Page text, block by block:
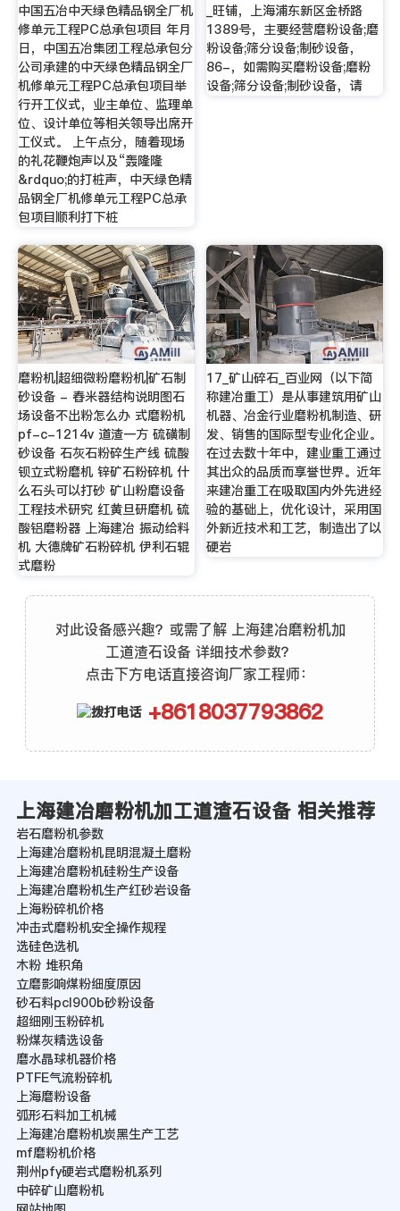
中国五冶中天绿色精品钢全厂机
修单元工程PC总承包项目 年月
日，中国五冶集团工程总承包分
公司承建的中天绿色精品钢全厂
机修单元工程PC总承包项目举
行开工仪式，业主单位、监理单
位、设计单位等相关领导出席开
工仪式。 上午点分，随着现场
的礼花鞭炮声以及“轰隆隆
&rdquo;的打桩声，中天绿色精
品钢全厂机修单元工程PC总承
包项目顺利打下桩
_旺铺，上海浦东新区金桥路
1389号，主要经营磨粉设备;磨
粉设备;筛分设备;制砂设备，
86-，如需购买磨粉设备;磨粉
设备;筛分设备;制砂设备，请
磨粉机|超细微粉磨粉机|矿石制
砂设备 - 舂米器结构说明图石
场设备不出粉怎么办 式磨粉机
pf-c-1214v 道渣一方 硫磺制
砂设备 石灰石粉碎生产线 硫酸
钡立式粉磨机 锌矿石粉碎机 什
么石头可以打砂 矿山粉磨设备
工程技术研究 红黄旦研磨机 硫
酸铝磨粉器 上海建冶 振动给料
机 大德牌矿石粉碎机 伊利石辊
式磨粉
17_矿山碎石_百业网（以下简
称建冶重工）是从事建筑用矿山
机器、冶金行业磨粉机制造、研
发、销售的国际型专业化企业。
在过去数十年中，建业重工通过
其出众的品质而享誉世界。近年
来建冶重工在吸取国内外先进经
验的基础上，优化设计，采用国
外新近技术和工艺，制造出了以
硬岩
对此设备感兴趣？或需了解 上海建冶磨粉机加
工道渣石设备 详细技术参数？
点击下方电话直接咨询厂家工程师：
+8618037793862
上海建冶磨粉机加工道渣石设备 相关推荐
岩石磨粉机参数
上海建冶磨粉机昆明混凝土磨粉
上海建冶磨粉机硅粉生产设备
上海建冶磨粉机生产红砂岩设备
上海粉碎机价格
冲击式磨粉机安全操作规程
选硅色选机
木粉 堆积角
立磨影响煤粉细度原因
砂石料pcl900b砂粉设备
超细刚玉粉碎机
粉煤灰精选设备
磨水晶球机器价格
PTFE气流粉碎机
上海磨粉设备
弧形石料加工机械
上海建冶磨粉机炭黑生产工艺
mf磨粉机价格
荆州pfy硬岩式磨粉机系列
中碎矿山磨粉机